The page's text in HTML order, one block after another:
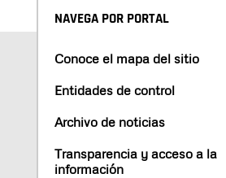
NAVEGA POR PORTAL
Conoce el mapa del sitio
Entidades de control
Archivo de noticias
Transparencia y acceso a la
información